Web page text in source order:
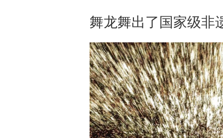
舞龙舞出了国家级非